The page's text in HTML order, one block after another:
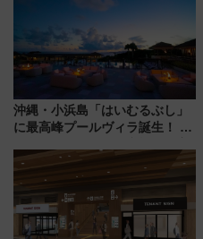
沖縄・小浜島「はいむるぶし」
に最高峰プールヴィラ誕生！ 石
美旅「何もしない贅沢」を体験
してみない？